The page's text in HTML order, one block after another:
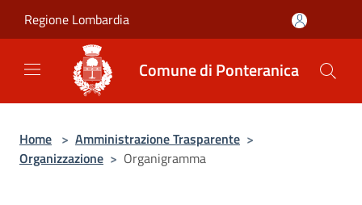
Regione Lombardia
Comune di Ponteranica
Home > Amministrazione Trasparente >
Organizzazione > Organigramma